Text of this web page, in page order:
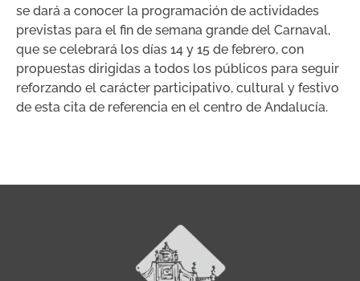
se dará a conocer la programación de actividades
previstas para el fin de semana grande del Carnaval,
que se celebrará los días 14 y 15 de febrero, con
propuestas dirigidas a todos los públicos para seguir
reforzando el carácter participativo, cultural y festivo
de esta cita de referencia en el centro de Andalucía.